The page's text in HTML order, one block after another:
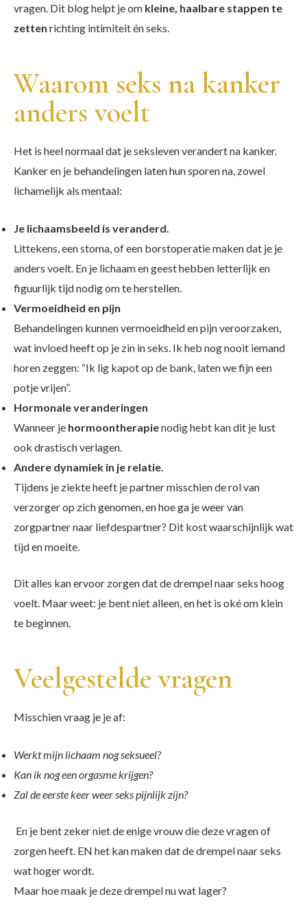
vragen. Dit blog helpt je om kleine, haalbare stappen te
zetten richting intimiteit én seks.
Waarom seks na kanker
anders voelt
Het is heel normaal dat je seksleven verandert na kanker.
Kanker en je behandelingen laten hun sporen na, zowel
lichamelijk als mentaal:
Je lichaamsbeeld is veranderd.
Littekens, een stoma, of een borstoperatie maken dat je je
anders voelt. En je lichaam en geest hebben letterlijk en
figuurlijk tijd nodig om te herstellen.
Vermoeidheid en pijn
Behandelingen kunnen vermoeidheid en pijn veroorzaken,
wat invloed heeft op je zin in seks. Ik heb nog nooit iemand
horen zeggen: “Ik lig kapot op de bank, laten we fijn een
potje vrijen”.
Hormonale veranderingen
Wanneer je hormoontherapienodig hebt kan dit je lust
ook drastisch verlagen.
Andere dynamiek in je relatie.
Tijdens je ziekte heeft je partner misschien de rol van
verzorger op zich genomen, en hoe ga je weer van
zorgpartner naar liefdespartner? Dit kost waarschijnlijk wat
tijd en moeite.
Dit alles kan ervoor zorgen dat de drempel naar seks hoog
voelt. Maar weet: je bent niet alleen, en het is oké om klein
te beginnen.
Veelgestelde vragen
Misschien vraag je je af:
Werkt mijn lichaam nog seksueel?
Kan ik nog een orgasme krijgen?
Zal de eerste keer weer seks pijnlijk zijn?
En je bent zeker niet de enige vrouw die deze vragen of
zorgen heeft. EN het kan maken dat de drempel naar seks
wat hoger wordt.
Maar hoe maak je deze drempel nu wat lager?